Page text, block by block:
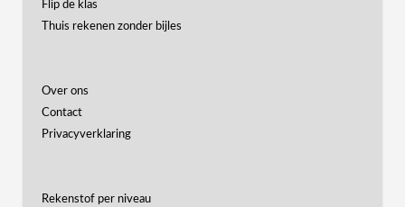
Flip de klas
Thuis rekenen zonder bijles
Over ons
Contact
Privacyverklaring
Rekenstof per niveau